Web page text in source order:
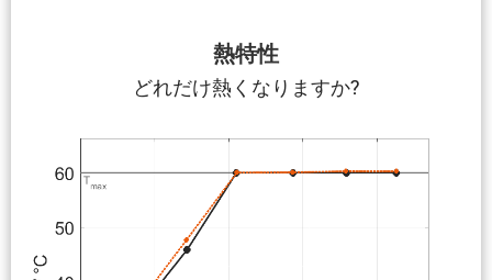
熱特性
どれだけ熱くなりますか?